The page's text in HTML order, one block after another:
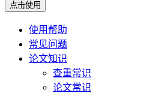
点击使用
使用帮助
常见问题
论文知识
查重常识
论文常识